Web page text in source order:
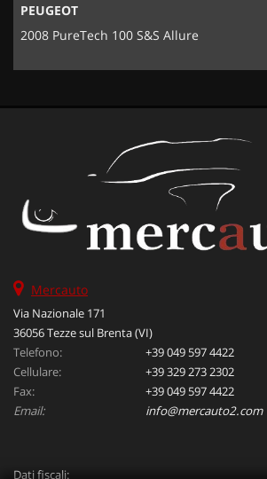
PEUGEOT
2008 PureTech 100 S&S Allure
Mercauto
Via Nazionale 171
36056 Tezze sul Brenta (VI)
Telefono:
+39 049 597 4422
Cellulare:
+39 329 273 2302
Fax:
+39 049 597 4422
Email:
info@mercauto2.com
Dati fiscali: